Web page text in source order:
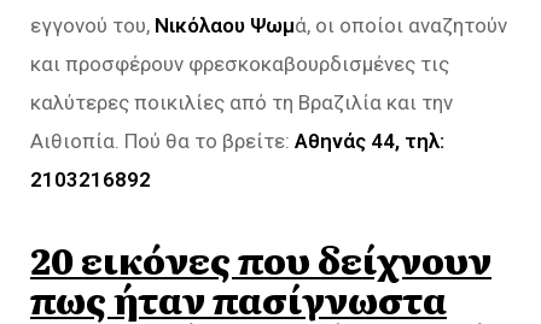
εγγονού του, Νικόλαου Ψωμά, οι οποίοι αναζητούν
και προσφέρουν φρεσκοκαβουρδισμένες τις
καλύτερες ποικιλίες από τη Βραζιλία και την
Αιθιοπία. Πού θα το βρείτε: Αθηνάς 44, τηλ:
2103216892
20 εικόνες που δείχνουν
πως ήταν πασίγνωστα